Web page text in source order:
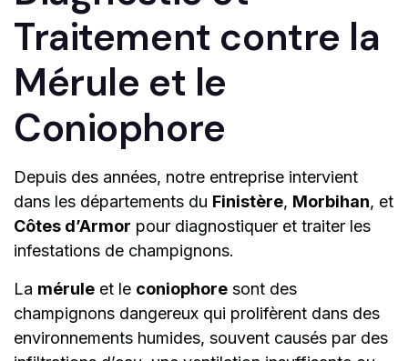
Traitement contre la
Mérule et le
Coniophore
Depuis des années, notre entreprise intervient
dans les départements du Finistère, Morbihan, et
Côtes d’Armor pour diagnostiquer et traiter les
infestations de champignons.
La mérule et le coniophore sont des
champignons dangereux qui prolifèrent dans des
environnements humides, souvent causés par des